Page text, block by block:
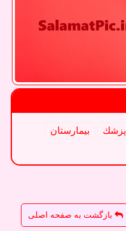
پزشك
بیمارستان
بازگشت به صفحه اصلی